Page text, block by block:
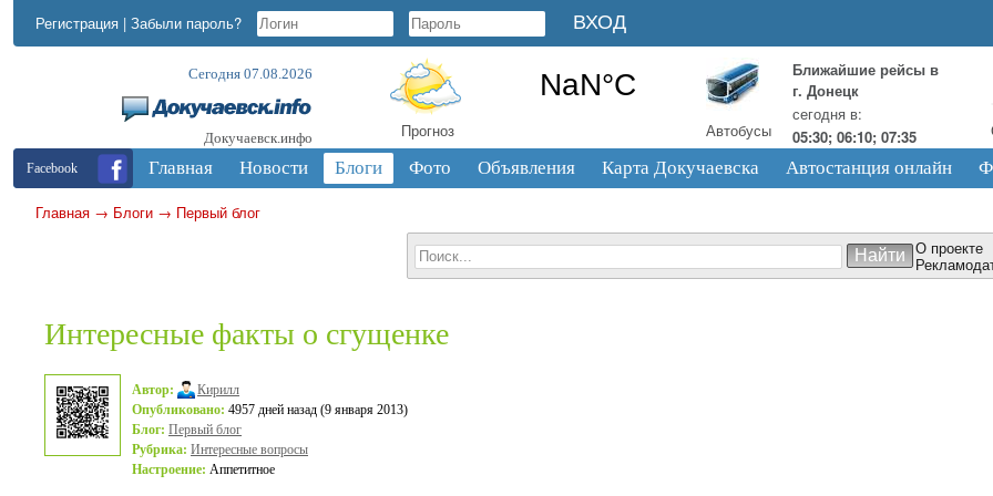
Регистрация | Забыли пароль?
Сегодня 07.08.2026
Докучаевск.инфо Прогноз Автобусы
Ближайшие рейсы в
г. Донецк
сегодня в:
05:30; 06:10; 07:35
Facebook Главная Новости Блоги Фото Объявления Карта Докучаевска Автостанция онлайн
Главная → Блоги → Первый блог
О проекте
Интересные факты о сгущенке
Автор:
Кирилл
Опубликовано: 4957 дней назад (9 января 2013)
Блог: Первый блог
Рубрика: Интересные вопросы
Настроение: Аппетитное